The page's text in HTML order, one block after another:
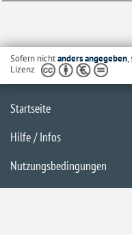
Sofern nichtanders angegeben,
Lizenz
Startseite
Hilfe / Infos
Nutzungsbedingungen